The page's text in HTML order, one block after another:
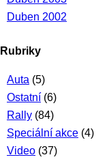
Duben 2002
Rubriky
Auta (5)
Ostatní (6)
Rally (84)
Speciální akce (4)
Video (37)